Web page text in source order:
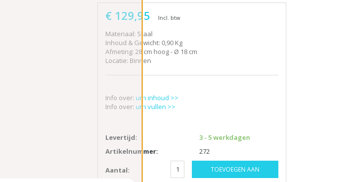
€ 129,95 Incl. btw
Materiaal: Staal
Inhoud & Gewicht: 0,90 Kg
Afmeting: 28 cm hoog - Ø 18 cm
Locatie: Binnen
Info over: urn inhoud >>
Info over: urn vullen >>
Levertijd:
3 - 5 werkdagen
Artikelnummer:
272
Aantal: TOEVOEGEN AAN